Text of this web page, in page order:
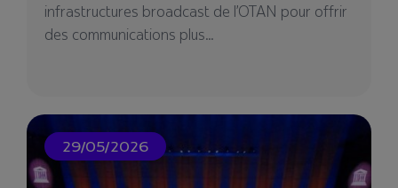
infrastructures broadcast de l’OTAN pour offrir
des communications plus...
29/05/2026
04/02/2025